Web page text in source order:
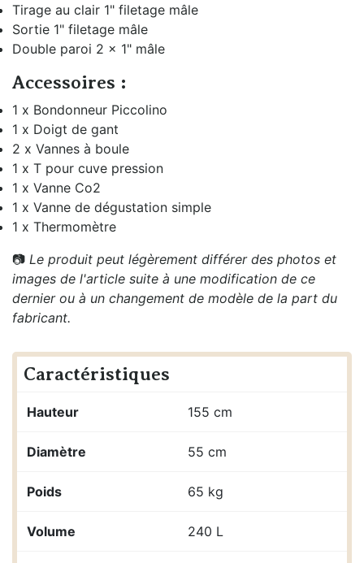
Tirage au clair 1" filetage mâle
Sortie 1" filetage mâle
Double paroi 2 x 1" mâle
Accessoires :
1 x Bondonneur Piccolino
1 x Doigt de gant
2 x Vannes à boule
1 x T pour cuve pression
1 x Vanne Co2
1 x Vanne de dégustation simple
1 x Thermomètre
📷 Le produit peut légèrement différer des photos et
images de l'article suite à une modification de ce
dernier ou à un changement de modèle de la part du
fabricant.
Caractéristiques
Hauteur 155 cm
Diamètre 55 cm
Poids 65 kg
Volume 240 L